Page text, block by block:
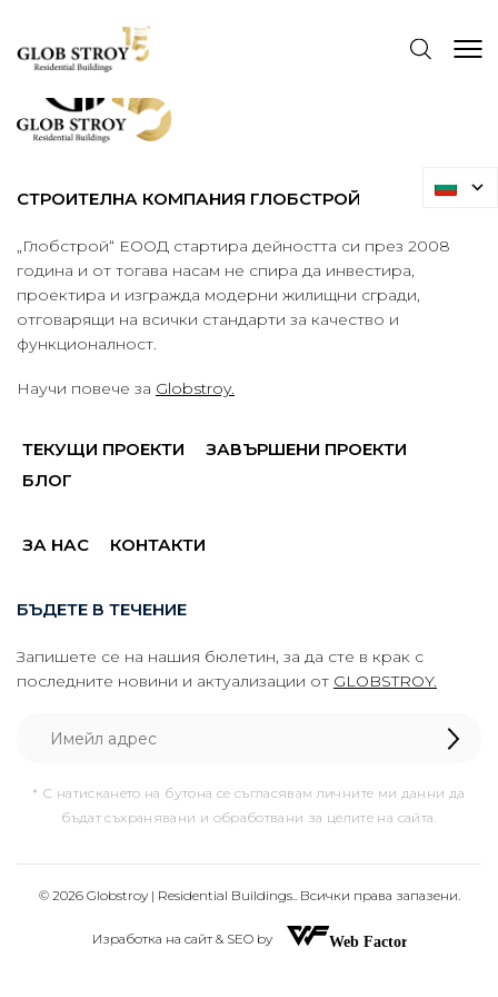
СТРОИТЕЛНА КОМПАНИЯ ГЛОБСТРОЙ
„Глобстрой“ ЕООД стартира дейността си през 2008
година и от тогава насам не спира да инвестира,
проектира и изгражда модерни жилищни сгради,
отговарящи на всички стандарти за качество и
функционалност.
Научи повече за Globstroy.
ТЕКУЩИ ПРОЕКТИ
ЗАВЪРШЕНИ ПРОЕКТИ
БЛОГ
ЗА НАС КОНТАКТИ
БЪДЕТЕ В ТЕЧЕНИЕ
Запишете се на нашия бюлетин, за да сте в крак с
последните новини и актуализации от GLOBSTROY.
* С натискането на бутона се съгласявам личните ми данни да
бъдат съхранявани и обработвани за целите на сайта.
© 2026 Globstroy | Residential Buildings.. Всички права запазени.
Изработка на сайт & SEO by